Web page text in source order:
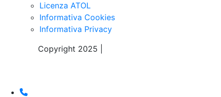
Licenza ATOL
Informativa Cookies
Informativa Privacy
Copyright 2025 |